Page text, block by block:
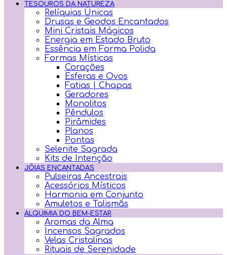
TESOUROS DA NATUREZA
Relíquias Únicas
Drusas e Geodos Encantados
Mini Cristais Mágicos
Energia em Estado Bruto
Essência em Forma Polida
Formas Místicas
Corações
Esferas e Ovos
Fatias | Chapas
Geradores
Monolitos
Pêndulos
Pirâmides
Planos
Pontas
Selenite Sagrada
Kits de Intenção
JÓIAS ENCANTADAS
Pulseiras Ancestrais
Acessórios Místicos
Harmonia em Conjunto
Amuletos e Talismãs
ALQUIMIA DO BEM-ESTAR
Aromas da Alma
Incensos Sagrados
Velas Cristalinas
Rituais de Serenidade